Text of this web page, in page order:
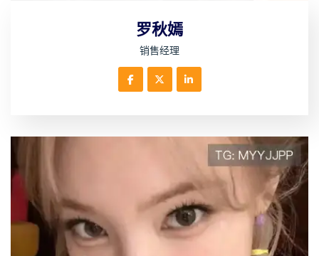
罗秋嫣
销售经理